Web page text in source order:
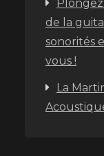
de la
sonorités
vous !
La